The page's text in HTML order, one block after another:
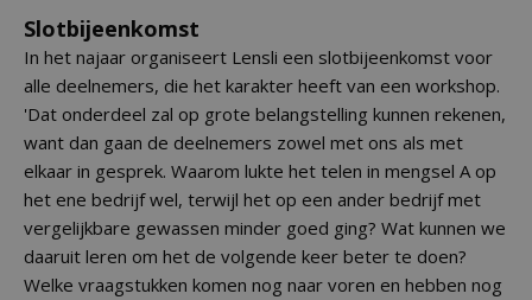
Slotbijeenkomst
In het najaar organiseert Lensli een slotbijeenkomst voor
alle deelnemers, die het karakter heeft van een workshop.
'Dat onderdeel zal op grote belangstelling kunnen rekenen,
want dan gaan de deelnemers zowel met ons als met
elkaar in gesprek. Waarom lukte het telen in mengsel A op
het ene bedrijf wel, terwijl het op een ander bedrijf met
vergelijkbare gewassen minder goed ging? Wat kunnen we
daaruit leren om het de volgende keer beter te doen?
Welke vraagstukken komen nog naar voren en hebben nog